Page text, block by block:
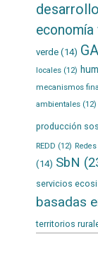
economía
verde(14)
locales(12)
mecanismos
ambientales(12)
producción
REDD (12)
(14) SbN
servicios
basadas
territorios